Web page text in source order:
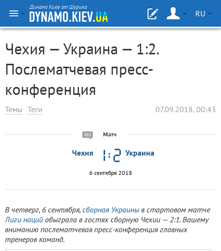
Динамо Киев от Шурика
RU
Чехия — Украина — 1:2.
Послематчевая пресс-
конференция
Темы Теги 07.09.2018, 00:43
865 Матч
Чехия Украина
6 сентября 2018
В четверг, 6 сентября, сборная Украины в стартовом матче
Лиги наций обыграла в гостях сборную Чехии — 2:1. Вашему
вниманию послематчевая пресс-конференция главных
тренеров команд.